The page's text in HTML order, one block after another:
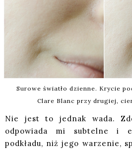
Surowe światło dzienne. Krycie
Clare Blanc przy drugiej,
Nie jest to jednak wada.
odpowiada mi subtelne i
podkładu, niż jego warzenie,